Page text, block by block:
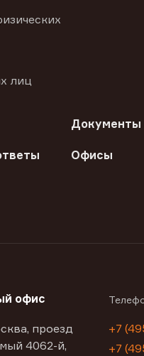
лиц
Документы
Офисы
офис
проезд
4062-й,
+7
+7